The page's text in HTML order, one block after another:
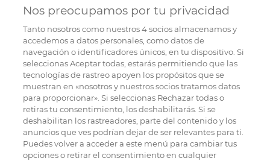
Nos preocupamos por tu privacidad
Tanto nosotros como nuestros4socios almacenamos y
accedemos a datos personales, como datos de
navegación o identificadores únicos, en tu dispositivo. Si
seleccionas Aceptar todas, estarás permitiendo que las
tecnologías de rastreo apoyen los propósitos que se
muestran en «nosotros y nuestros socios tratamos datos
para proporcionar». Si seleccionas Rechazar todas o
retiras tu consentimiento, los deshabilitarás. Si se
deshabilitan los rastreadores, parte del contenido y los
anuncios que ves podrían dejar de ser relevantes para ti.
Puedes volver a acceder a este menú para cambiar tus
opciones o retirar el consentimiento en cualquier